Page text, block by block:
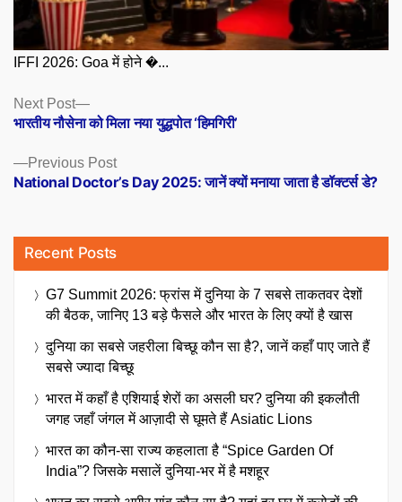
IFFI 2026: Goa में होने �...
Posts
navigation
Previous PostPrevious
post:
National Doctor’s Day 2025: जानें क्यों मनाया जाता है डॉक्टर्स डे?
Next Post
Next
post:
भारतीय नौसेना को मिला नया युद्धपोत ‘हिमगिरी’
Recent Posts
G7 Summit 2026: फ्रांस में दुनिया के 7 सबसे ताकतवर देशों
की बैठक, जानिए 13 बड़े फैसले और भारत के लिए क्यों है खास
दुनिया का सबसे जहरीला बिच्छू कौन सा है?, जानें कहाँ पाए जाते हैं
सबसे ज्यादा बिच्छू
भारत में कहाँ है एशियाई शेरों का असली घर? दुनिया की इकलौती
जगह जहाँ जंगल में आज़ादी से घूमते हैं Asiatic Lions
भारत का कौन-सा राज्य कहलाता है “Spice Garden Of
India”? जिसके मसालें दुनिया-भर में है मशहूर